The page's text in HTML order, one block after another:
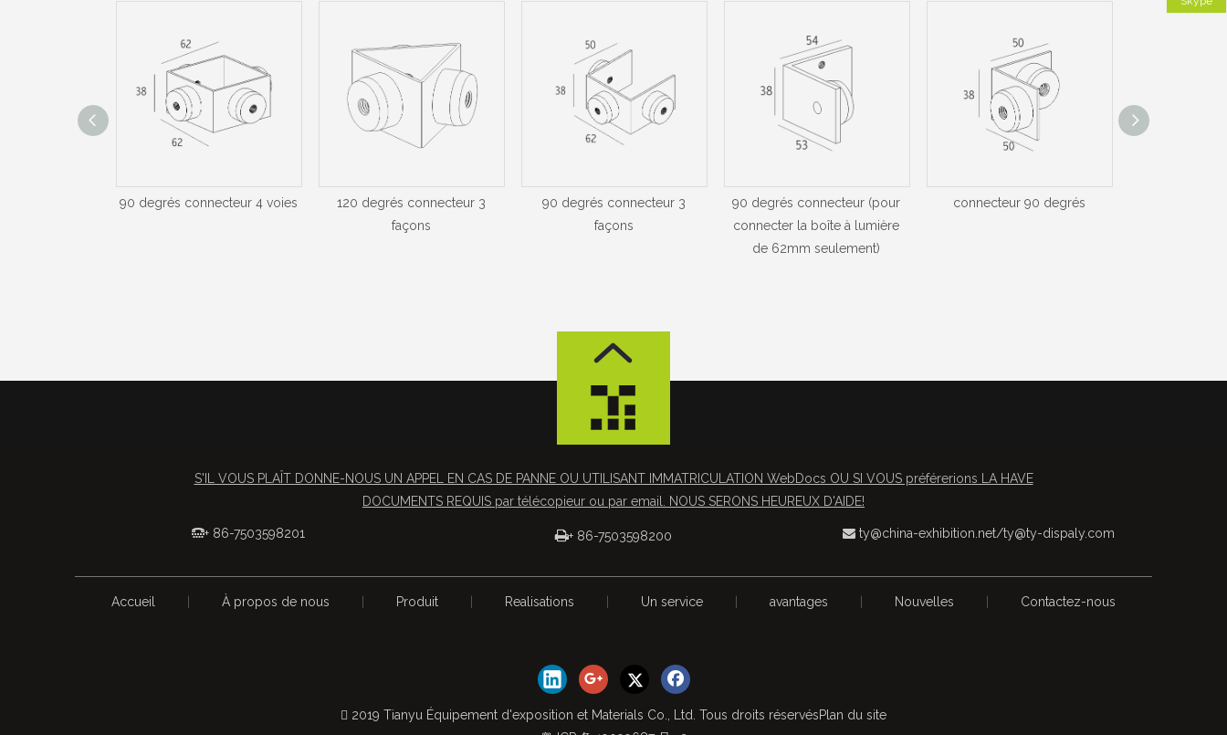
90 degrés connecteur 4 voies
120 degrés connecteur 3
façons
90 degrés connecteur 3
façons
90 degrés connecteur (pour
connecter la boîte à lumière
de 62mm seulement)
connecteur 90 degrés
S'IL VOUS PLAÎT DONNE-NOUS UN APPEL EN CAS DE PANNE OU UTILISANT IMMATRICULATION WebDocs OU SI VOUS préférerions LA HAVE
DOCUMENTS REQUIS par télécopieur ou par email. NOUS SERONS HEUREUX D'AIDE!
+ 86-7503598201 + 86-7503598200  ty@china-exhibition.net/ty@ty-dispaly.com
Accueil À propos de nous Produit Realisations Un service avantages Nouvelles Contactez-nous
 2019 Tianyu Équipement d'exposition et Materials Co., Ltd. Tous droits réservésPlan du site